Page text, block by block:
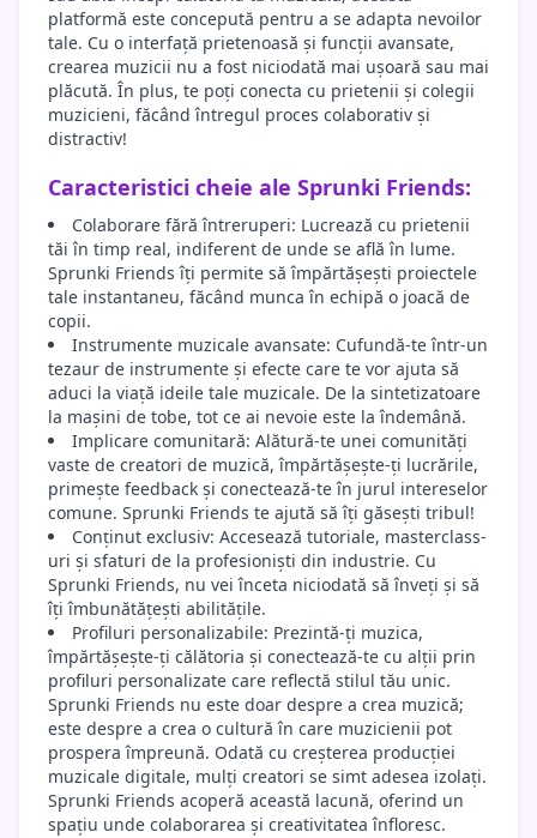
platformă este concepută pentru a se adapta nevoilor
tale. Cu o interfață prietenoasă și funcții avansate,
crearea muzicii nu a fost niciodată mai ușoară sau mai
plăcută. În plus, te poți conecta cu prietenii și colegii
muzicieni, făcând întregul proces colaborativ și
distractiv!
Caracteristici cheie ale Sprunki Friends:
Colaborare fără întreruperi: Lucrează cu prietenii
tăi în timp real, indiferent de unde se află în lume.
Sprunki Friends îți permite să împărtășești proiectele
tale instantaneu, făcând munca în echipă o joacă de
copii.
Instrumente muzicale avansate: Cufundă-te într-un
tezaur de instrumente și efecte care te vor ajuta să
aduci la viață ideile tale muzicale. De la sintetizatoare
la mașini de tobe, tot ce ai nevoie este la îndemână.
Implicare comunitară: Alătură-te unei comunități
vaste de creatori de muzică, împărtășește-ți lucrările,
primește feedback și conectează-te în jurul intereselor
comune. Sprunki Friends te ajută să îți găsești tribul!
Conținut exclusiv: Accesează tutoriale, masterclass-
uri și sfaturi de la profesioniști din industrie. Cu
Sprunki Friends, nu vei înceta niciodată să înveți și să
îți îmbunătățești abilitățile.
Profiluri personalizabile: Prezintă-ți muzica,
împărtășește-ți călătoria și conectează-te cu alții prin
profiluri personalizate care reflectă stilul tău unic.
Sprunki Friends nu este doar despre a crea muzică;
este despre a crea o cultură în care muzicienii pot
prospera împreună. Odată cu creșterea producției
muzicale digitale, mulți creatori se simt adesea izolați.
Sprunki Friends acoperă această lacună, oferind un
spațiu unde colaborarea și creativitatea înfloresc.